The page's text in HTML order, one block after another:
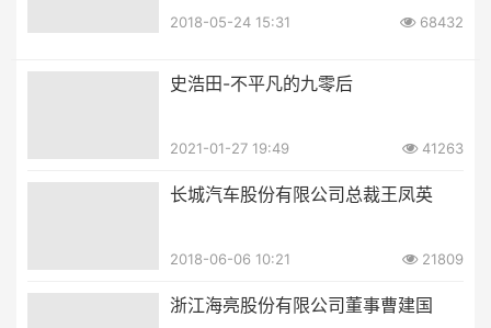
2018-05-24 15:31 68432
史浩田-不平凡的九零后
2021-01-27 19:49 41263
长城汽车股份有限公司总裁王凤英
2018-06-06 10:21 21809
浙江海亮股份有限公司董事曹建国